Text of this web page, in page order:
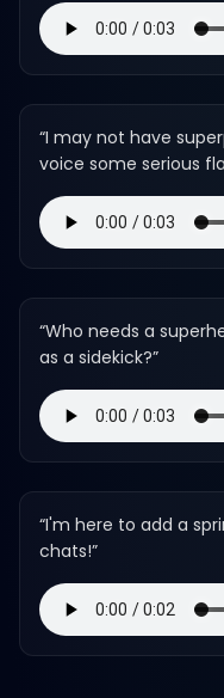
“I may not have
voice some serious
“Who needs a
as a sidekick?”
“I'm here to add a
chats!”